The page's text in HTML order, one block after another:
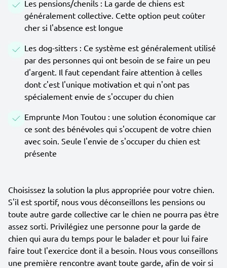
Les pensions/chenils : La garde de chiens est
généralement collective. Cette option peut coûter
cher si l'absence est longue
Les dog-sitters : Ce système est généralement utilisé
par des personnes qui ont besoin de se faire un peu
d'argent. Il faut cependant faire attention à celles
dont c'est l'unique motivation et qui n'ont pas
spécialement envie de s'occuper du chien
Emprunte Mon Toutou : une solution économique car
ce sont des bénévoles qui s'occupent de votre chien
avec soin. Seule l'envie de s'occuper du chien est
présente
Choisissez la solution la plus appropriée pour votre chien.
S'il est sportif, nous vous déconseillons les pensions ou
toute autre garde collective car le chien ne pourra pas être
assez sorti. Privilégiez une personne pour la garde de
chien qui aura du temps pour le balader et pour lui faire
faire tout l'exercice dont il a besoin. Nous vous conseillons
une première rencontre avant toute garde, afin de voir si